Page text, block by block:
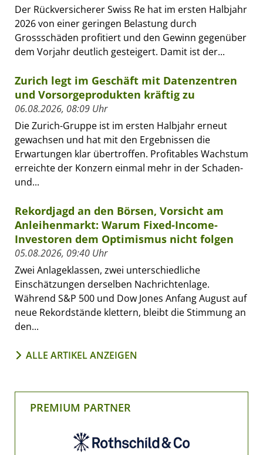
Der Rückversicherer Swiss Re hat im ersten Halbjahr
2026 von einer geringen Belastung durch
Grossschäden profitiert und den Gewinn gegenüber
dem Vorjahr deutlich gesteigert. Damit ist der...
Zurich legt im Geschäft mit Datenzentren
und Vorsorgeprodukten kräftig zu
06.08.2026, 08:09 Uhr
Die Zurich-Gruppe ist im ersten Halbjahr erneut
gewachsen und hat mit den Ergebnissen die
Erwartungen klar übertroffen. Profitables Wachstum
erreichte der Konzern einmal mehr in der Schaden-
und...
Rekordjagd an den Börsen, Vorsicht am
Anleihenmarkt: Warum Fixed-Income-
Investoren dem Optimismus nicht folgen
05.08.2026, 09:40 Uhr
Zwei Anlageklassen, zwei unterschiedliche
Einschätzungen derselben Nachrichtenlage.
Während S&P 500 und Dow Jones Anfang August auf
neue Rekordstände klettern, bleibt die Stimmung an
den...
ALLE ARTIKEL ANZEIGEN
PREMIUM PARTNER